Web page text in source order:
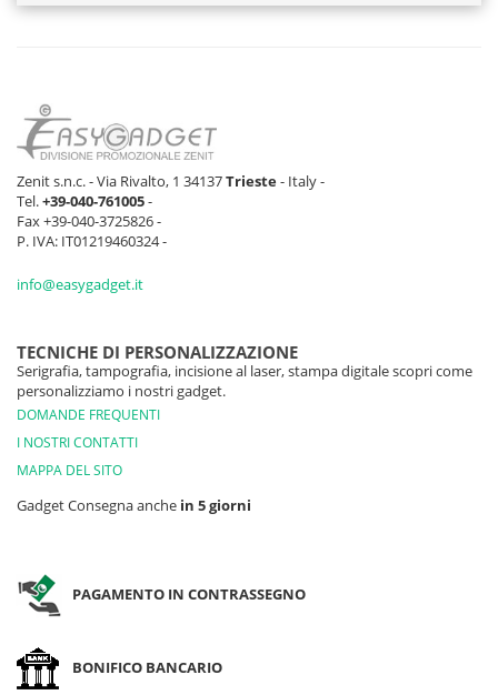
Zenit s.n.c. - Via Rivalto, 1 34137Trieste- Italy -
Tel.+39-040-761005-
Fax +39-040-3725826 -
P. IVA: IT01219460324 -
info@easygadget.it
TECNICHE DI PERSONALIZZAZIONE
Serigrafia, tampografia, incisione al laser, stampa digitale scopri come
personalizziamo i nostri gadget.
DOMANDE FREQUENTI
I NOSTRI CONTATTI
MAPPA DEL SITO
Gadget Consegna anche in 5 giorni
PAGAMENTO IN CONTRASSEGNO
BONIFICO BANCARIO